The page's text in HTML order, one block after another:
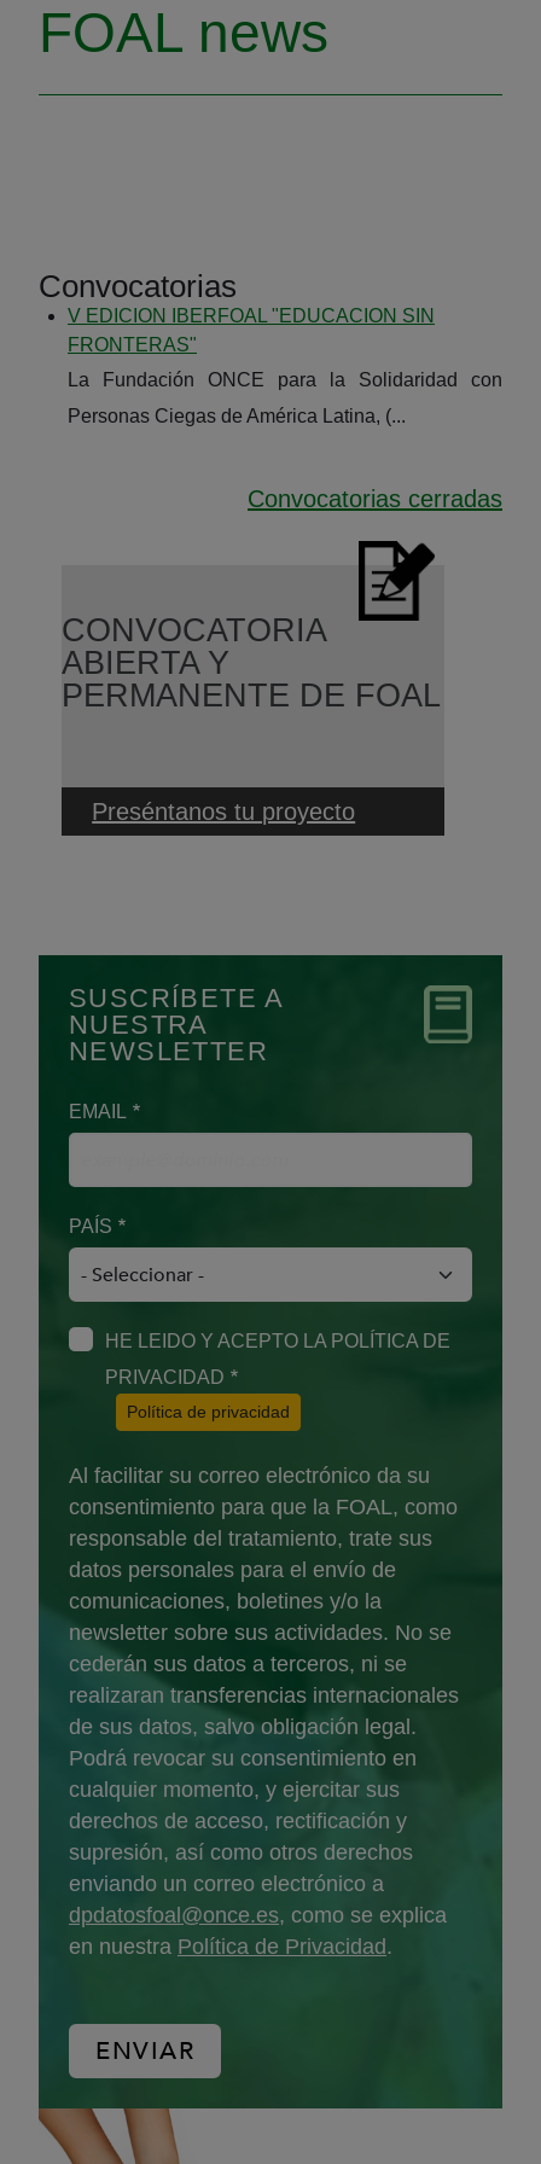
FOAL news
Convocatorias
V EDICION IBERFOAL "EDUCACION SIN
FRONTERAS"
La Fundación ONCE para la Solidaridad con
Personas Ciegas de América Latina, (...
Convocatorias cerradas
CONVOCATORIA
ABIERTA Y
PERMANENTE DE FOAL
Preséntanos tu proyecto
SUSCRÍBETE A
NUESTRA
NEWSLETTER
EMAIL
PAÍS
HE LEIDO Y ACEPTO LA POLÍTICA DE
PRIVACIDAD
Política de privacidad(Abre en nueva ventana)
Al facilitar su correo electrónico da su
consentimiento para que la FOAL, como
responsable del tratamiento, trate sus
datos personales para el envío de
comunicaciones, boletines y/o la
newsletter sobre sus actividades. No se
cederán sus datos a terceros, ni se
realizaran transferencias internacionales
de sus datos, salvo obligación legal.
Podrá revocar su consentimiento en
cualquier momento, y ejercitar sus
derechos de acceso, rectificación y
supresión, así como otros derechos
enviando un correo electrónico a
dpdatosfoal@once.es, como se explica
en nuestra Política de Privacidad.